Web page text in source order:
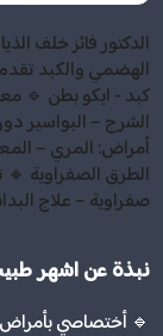
الدكتور فائز خلف
الهضمي والكبد
كبد - ايكو بطن 🔹
الشرج – البواسير
أمراض: المري –
الطرق الصفراوية
صفراوية – علاج
نبذة عن اشهر
🔹 أختصاصي بأمراض